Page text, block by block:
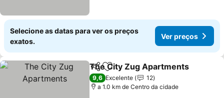
Selecione as datas para ver os preços
exatos.
Ver preços
PartilharAdicionar aos favoritos
The City Zug Apartments
9,6 Excelente
12
a 1.0 km de Centro da cidade